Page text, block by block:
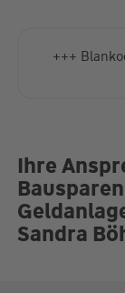
Termine nach
+++
Ihre
Sandra